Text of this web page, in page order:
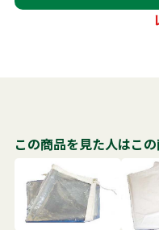
この商品を見た人はこ